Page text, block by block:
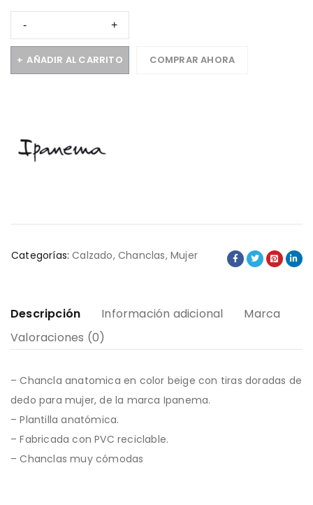
AÑADIR AL CARRITO COMPRAR AHORA
Categorías: Calzado,Chanclas,Mujer
Descripción Información adicional
Marca
Valoraciones (0)
– Chancla anatomica en color beige con tiras doradas de
dedo para mujer, de la marca Ipanema.
– Plantilla anatómica.
– Fabricada con PVC reciclable.
– Chanclas muy cómodas